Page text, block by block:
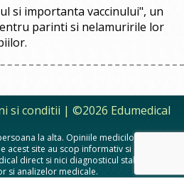
si importanta vaccinului", un
parinti si nelamuririle lor
si conditii | ©2026 Edumedical
la alta. Opiniile medicilor, sfaturile si
site au scop informativ si educational.
direct si nici diagnosticul stabilit in urma
si analizelor medicale.